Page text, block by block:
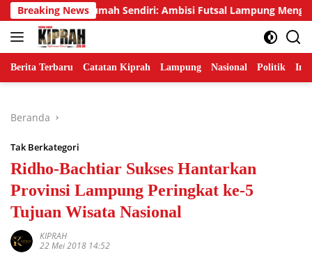
Langsung
ke
konten
Breaking News
di Rumah Sendiri: Ambisi Futsal Lampung Mengakhiri
Berita Terbaru Catatan Kiprah Lampung Nasional Politik
Beranda
Tak Berkategori
Ridho-Bachtiar Sukses Hantarkan
Provinsi Lampung Peringkat ke-5
Tujuan Wisata Nasional
KIPRAH
22 Mei 2018 14:52